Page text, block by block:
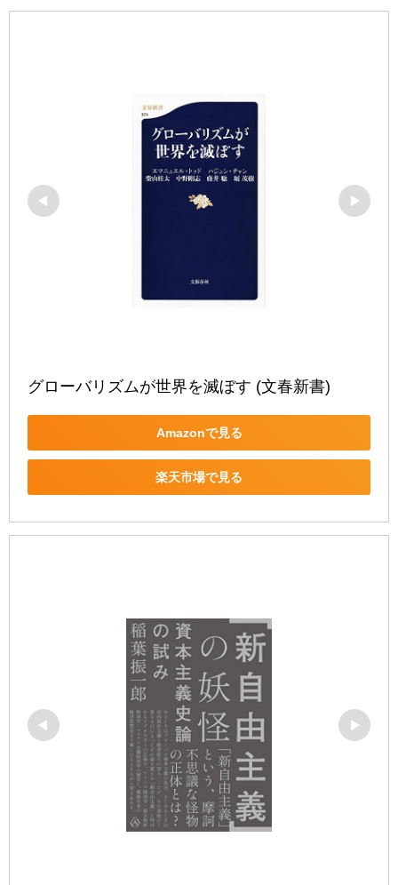
グローバリズムが世界を滅ぼす (文春新書)
Amazonで見る
楽天市場で見る